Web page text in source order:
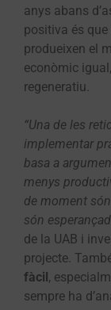
anys abans
positiva és
produeixen el
econòmic
regeneratiu.
“Una de les
implementar
basa a
menys
de moment
són
de la UAB i
projecte.
fàcil,
sempre ha